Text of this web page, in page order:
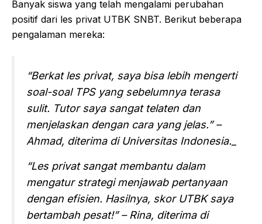
Banyak siswa yang telah mengalami perubahan
positif dari les privat UTBK SNBT. Berikut beberapa
pengalaman mereka:
“Berkat les privat, saya bisa lebih mengerti
soal-soal TPS yang sebelumnya terasa
sulit. Tutor saya sangat telaten dan
menjelaskan dengan cara yang jelas.” –
Ahmad, diterima di Universitas Indonesia._
“Les privat sangat membantu dalam
mengatur strategi menjawab pertanyaan
dengan efisien. Hasilnya, skor UTBK saya
bertambah pesat!” – Rina, diterima di